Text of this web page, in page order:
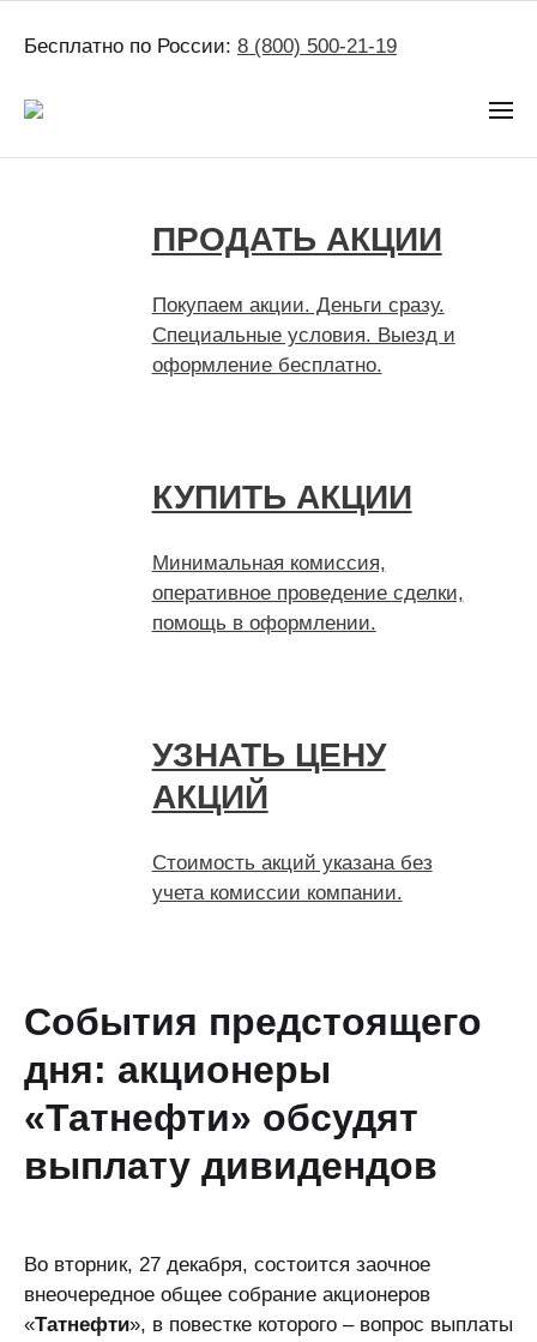
Бесплатно по России: 8 (800) 500-21-19
ПРОДАТЬ АКЦИИ
Покупаем акции. Деньги сразу.
Специальные условия. Выезд и
оформление бесплатно.
КУПИТЬ АКЦИИ
Минимальная комиссия,
оперативное проведение сделки,
помощь в оформлении.
УЗНАТЬ ЦЕНУ
АКЦИЙ
Стоимость акций указана без
учета комиссии компании.
События предстоящего
дня: акционеры
«Татнефти» обсудят
выплату дивидендов
Во вторник, 27 декабря, состоится заочное
внеочередное общее собрание акционеров
«Татнефти», в повестке которого – вопрос выплаты